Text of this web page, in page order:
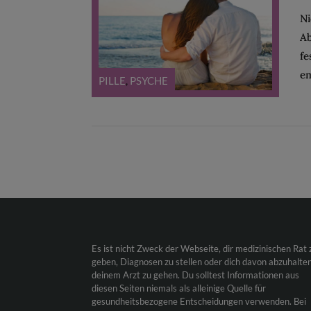
PILLE, PSYCHE
Es ist nicht Zweck der Webseite, dir medizinischen Rat
geben, Diagnosen zu stellen oder dich davon
deinem Arzt zu gehen. Du solltest Informationen aus
diesen Seiten niemals als alleinige Quelle für
gesundheitsbezogene Entscheidungen verwenden. Bei